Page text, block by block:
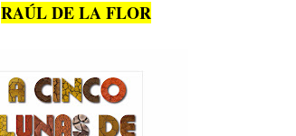
RAÚL DE LA FLOR